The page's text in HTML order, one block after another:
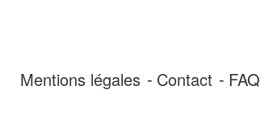
Mentions légales Contact FAQ